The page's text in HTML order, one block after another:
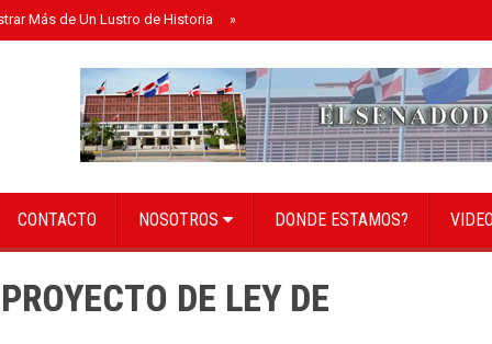
Más de Un Lustro de Historia » Senado instala bufete directivo para el
CONTACTO NOSOTROS DONDE ESTAMOS?
DE LEY DE